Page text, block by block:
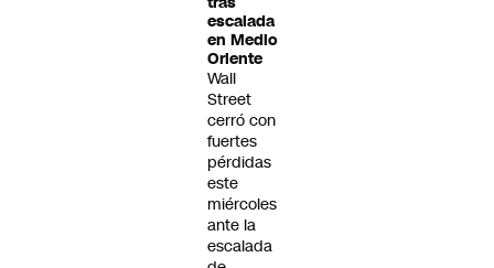
escalada
en Medio
Oriente
Wall
Street
cerró con
fuertes
pérdidas
este
miércoles
ante la
escalada